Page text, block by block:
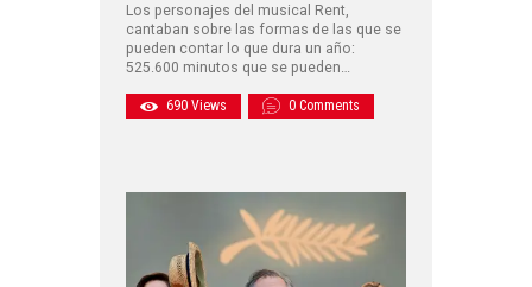
Los personajes del musical Rent,
cantaban sobre las formas de las que se
pueden contar lo que dura un año:
525.600 minutos que se pueden…
690 Views 0 Comments